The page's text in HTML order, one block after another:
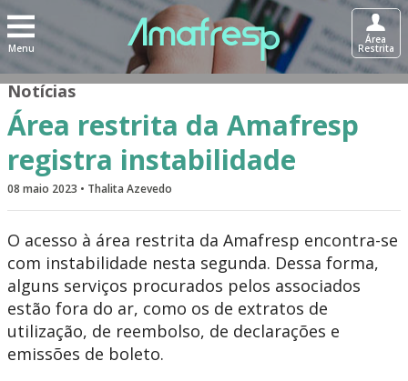
Menu
Área
Restrita
Notícias
Área restrita da Amafresp
registra instabilidade
08 maio 2023 • Thalita Azevedo
O acesso à área restrita da Amafresp encontra-se
com instabilidade nesta segunda. Dessa forma,
alguns serviços procurados pelos associados
estão fora do ar, como os de extratos de
utilização, de reembolso, de declarações e
emissões de boleto.